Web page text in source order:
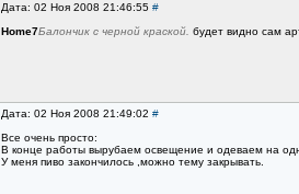
Дата: 02 Ноя 2008 21:46:55 #
Home7Балончик с черной краской. будет видно сам
Дата: 02 Ноя 2008 21:49:02 #
Все очень просто:
В конце работы вырубаем освещение и одеваем на
У меня пиво закончилось ,можно тему закрывать.